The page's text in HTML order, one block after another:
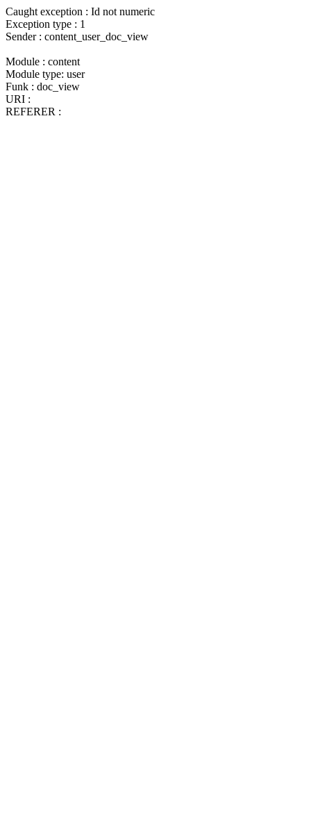
Caught exception : Id not numeric
Exception type : 1
Sender : content_user_doc_view
Module : content
Module type: user
Funk : doc_view
URI :
REFERER :